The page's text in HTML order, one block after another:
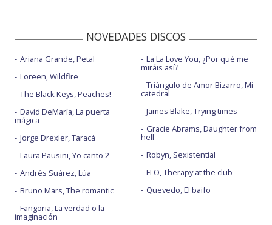
NOVEDADES DISCOS
Ariana Grande, Petal
Loreen, Wildfire
The Black Keys, Peaches!
David DeMaría, La puerta
mágica
Jorge Drexler, Taracá
Laura Pausini, Yo canto 2
Andrés Suárez, Lúa
Bruno Mars, The romantic
Fangoria, La verdad o la
imaginación
La La Love You, ¿Por qué me
miráis así?
Triángulo de Amor Bizarro, Mi
catedral
James Blake, Trying times
Gracie Abrams, Daughter from
hell
Robyn, Sexistential
FLO, Therapy at the club
Quevedo, El baifo